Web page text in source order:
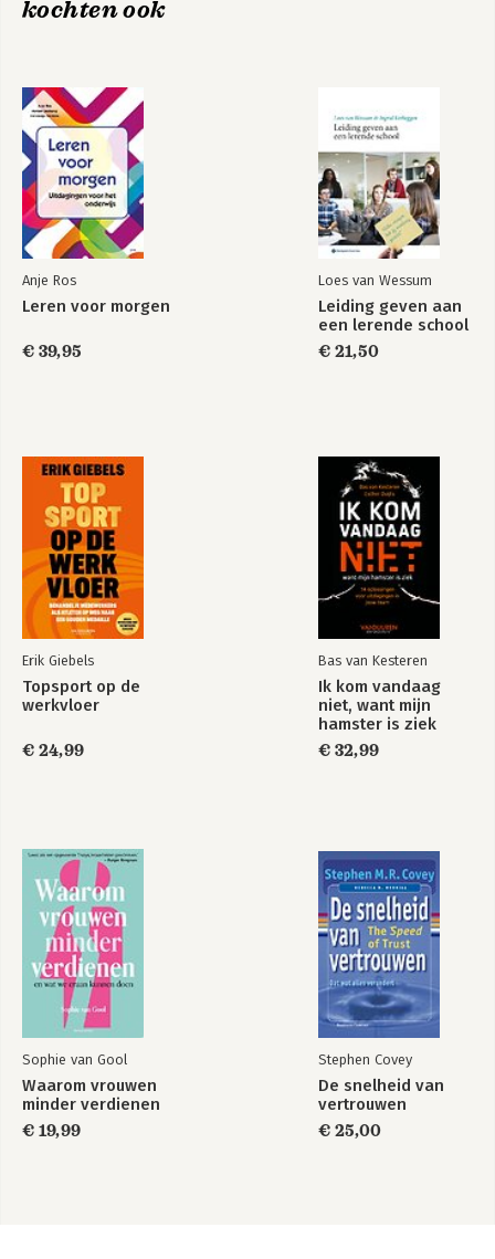
kochten ook
Anje Ros
Leren voor morgen
€ 39,95
Loes van Wessum
Leiding geven aan
een lerende school
€ 21,50
Erik Giebels
Topsport op de
werkvloer
€ 24,99
Bas van Kesteren
Ik kom vandaag
niet, want mijn
hamster is ziek
€ 32,99
Sophie van Gool
Waarom vrouwen
minder verdienen
€ 19,99
Stephen Covey
De snelheid van
vertrouwen
€ 25,00